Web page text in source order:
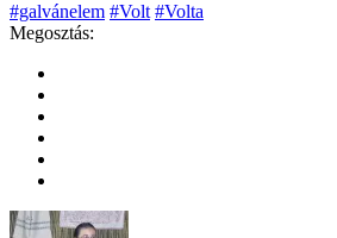
#galvánelem #Volt #Volta
Megosztás: